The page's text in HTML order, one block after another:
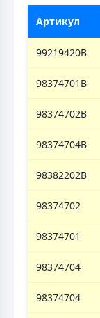
Артикул
99219420B
98374701B
98374702B
98374704B
98382202B
98374702
98374701
98374704
98374704